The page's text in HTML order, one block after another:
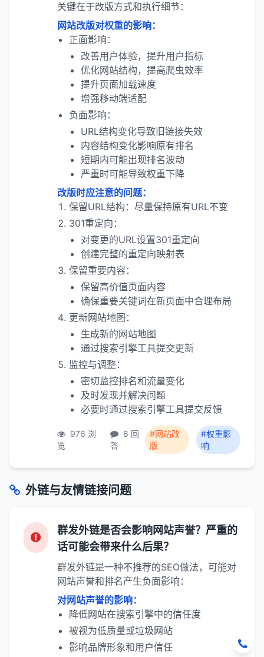
关键在于改版方式和执行细节：
网站改版对权重的影响：
正面影响：
改善用户体验，提升用户指标
优化网站结构，提高爬虫效率
提升页面加载速度
增强移动端适配
负面影响：
URL结构变化导致旧链接失效
内容结构变化影响原有排名
短期内可能出现排名波动
严重时可能导致权重下降
改版时应注意的问题：
保留URL结构：尽量保持原有URL不变
301重定向：
对变更的URL设置301重定向
创建完整的重定向映射表
保留重要内容：
保留高价值页面内容
确保重要关键词在新页面中合理布局
更新网站地图：
生成新的网站地图
通过搜索引擎工具提交更新
监控与调整：
密切监控排名和流量变化
及时发现并解决问题
必要时通过搜索引擎工具提交反馈
976 浏
览
8 回
答
#网站改
版
#权重影
响
外链与友情链接问题
群发外链是否会影响网站声誉？严重的
话可能会带来什么后果？
群发外链是一种不推荐的SEO做法，可能对
网站声誉和排名产生负面影响：
对网站声誉的影响：
降低网站在搜索引擎中的信任度
被视为低质量或垃圾网站
影响品牌形象和用户信任